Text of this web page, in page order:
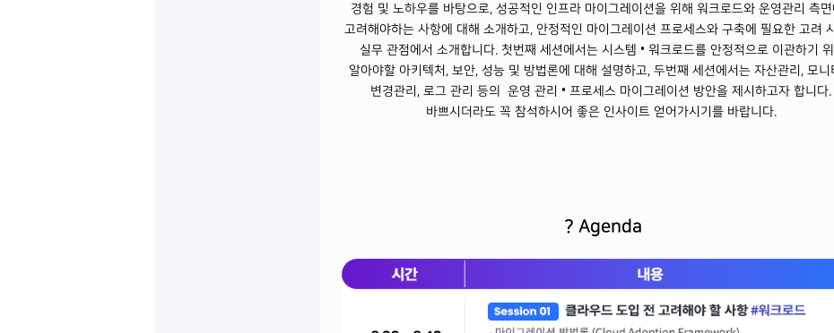
경험 및 노하우를 바탕으로, 성공적인 인프라 마이그레이션을 위해 워크로드와 운영관리 측면
고려해야하는 사항에 대해 소개하고, 안정적인 마이그레이션 프로세스와 구축에 필요한 고려
실무 관점에서 소개합니다. 첫번째 세션에서는 시스템 • 워크로드를 안정적으로 이관하기
알아야할 아키텍처, 보안, 성능 및 방법론에 대해 설명하고, 두번째 세션에서는 자산관리, 모니
변경관리, 로그 관리 등의 운영 관리 • 프로세스 마이그레이션 방안을 제시하고자 합니다.
바쁘시더라도 꼭 참석하시어 좋은 인사이트 얻어가시기를 바랍니다.
? Agenda